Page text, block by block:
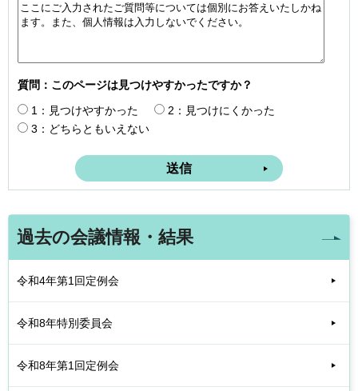
質問：このページは見つけやすかったですか？
1：見つけやすかった
2：見つけにくかった
3：どちらともいえない
過去の会議情報・結果
令和4年第1回定例会
令和8年特別委員会
令和8年第1回定例会